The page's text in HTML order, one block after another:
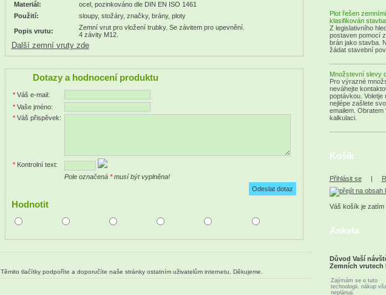
Materiál:
ocel, pozinkováno dle DIN EN ISO 1461
Použití:
sloupy, stožáry, značky, brány, ploty
Popis vrutu:
Zemní vrut pro vložení trubky. Se závitem pro upevnění.
4 závity M12.
Další zemní vruty zde
Dotazy a hodnocení produktu
*Váš e-mail:
*Vaše jméno:
*Váš přispěvek:
*Kontrolní text:
Pole označená *musí být vyplněna!
Hodnotit
Těmito tlačítky podpoříte a doporučíte naše stránky ostatním uživatelům internetu. Děkujeme.
Plot řešen
klasifikován
Z legislativního
postaven pomocí
brán jako stavba.
žádat stavební
Množstevní slevy
Pro výrazné
neváhejte
poptávkou. Voletje
nejlépe zašlete
emailem. Obratem
kalkulaci.
Košík
Přihlásit se|
Váš košík je zatím
Anketa
Důvod Vaší
Zemních vrutech
Zajímám se o tuto
technologii, nákup
neplánuji.